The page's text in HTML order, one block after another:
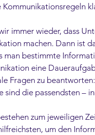
immer wieder, dass
machen. Dann ist
man bestimmte
eine
Fragen zu beantworten:
sind die passendsten –
zum jeweiligen
um den